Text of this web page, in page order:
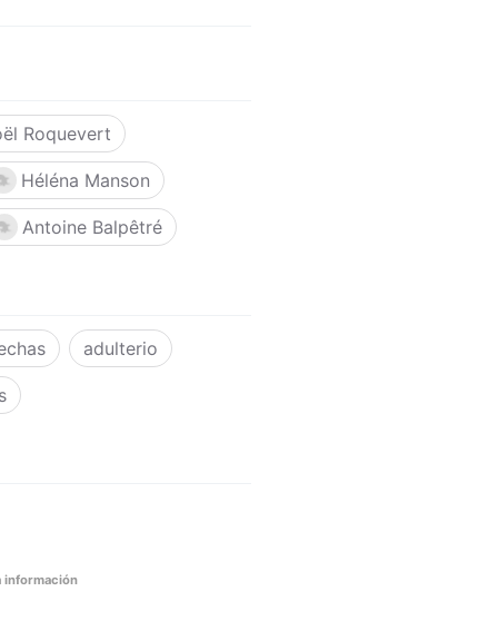
Roquevert
Héléna Manson
Antoine Balpêtré
adulterio
información